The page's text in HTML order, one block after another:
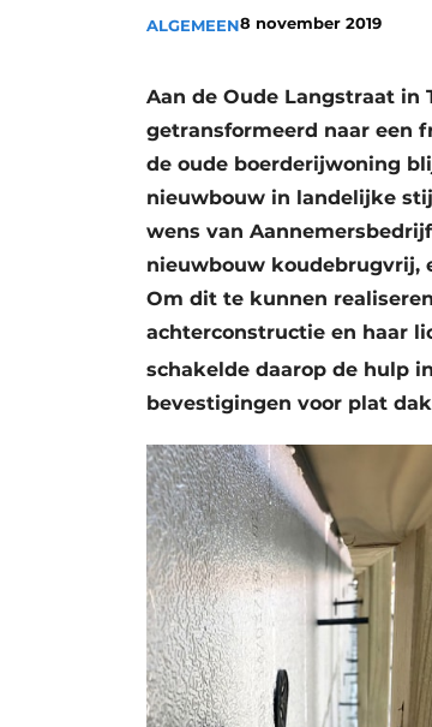
Privacy / Cookie
Vacatures
ALGEMEEN8 november 2019
Aan de Oude Langstraat
getransformeerd naar een
de oude boerderijwoning
nieuwbouw in landelijke
wens van
nieuwbouw koudebrugvrij,
Om dit te kunnen
achterconstructie en haar
schakelde daarop de hulp
bevestigingen voor plat